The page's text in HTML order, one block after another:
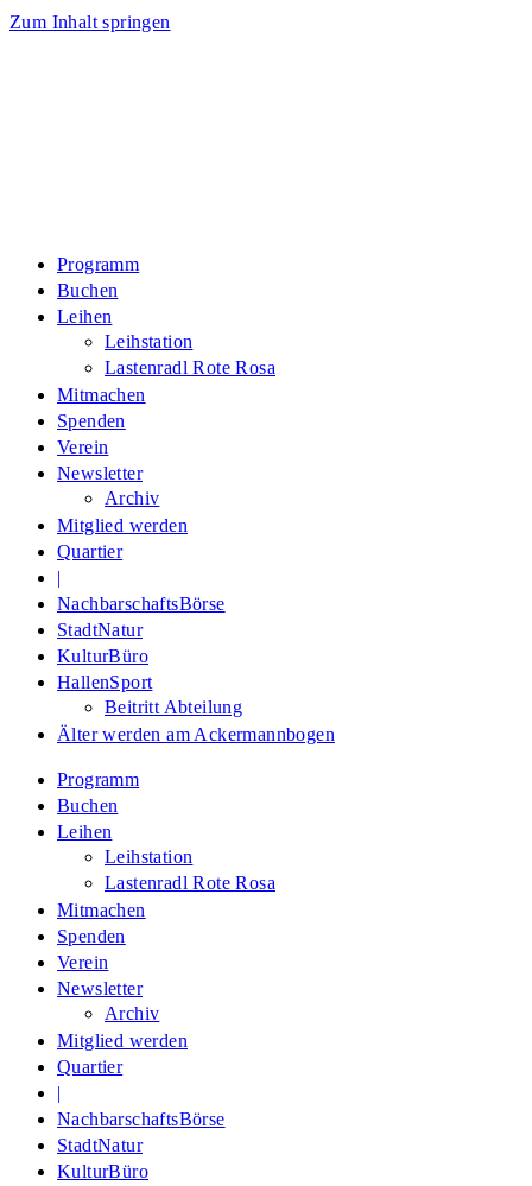
Zum Inhalt springen
Programm
Buchen
Leihen
Leihstation
Lastenradl Rote Rosa
Mitmachen
Spenden
Verein
Newsletter
Archiv
Mitglied werden
Quartier
|
NachbarschaftsBörse
StadtNatur
KulturBüro
HallenSport
Beitritt Abteilung
Älter werden am Ackermannbogen
Programm
Buchen
Leihen
Leihstation
Lastenradl Rote Rosa
Mitmachen
Spenden
Verein
Newsletter
Archiv
Mitglied werden
Quartier
|
NachbarschaftsBörse
StadtNatur
KulturBüro